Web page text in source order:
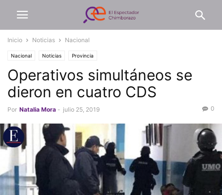
Inicio Noticias Nacional
Nacional Noticias Provincia
Operativos simultáneos se
dieron en cuatro CDS
Por Natalia Mora - julio 25, 2019 0